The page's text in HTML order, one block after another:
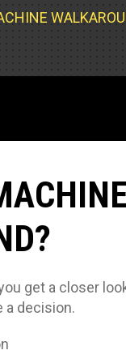
Servicio
Servicio
get a closer
a decision.